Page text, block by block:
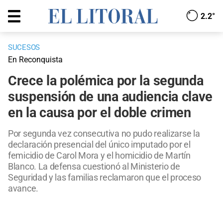
2.2°
SUCESOS
En Reconquista
Crece la polémica por la segunda
suspensión de una audiencia clave
en la causa por el doble crimen
Por segunda vez consecutiva no pudo realizarse la
declaración presencial del único imputado por el
femicidio de Carol Mora y el homicidio de Martín
Blanco. La defensa cuestionó al Ministerio de
Seguridad y las familias reclamaron que el proceso
avance.